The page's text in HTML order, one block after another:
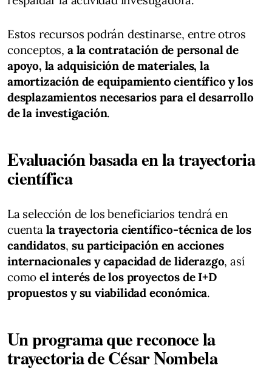
Estos recursos podrán destinarse, entre otros
conceptos, a la contratación de personal de
apoyo, la adquisición de materiales, la
amortización de equipamiento científico y los
desplazamientos necesarios para el desarrollo
de la investigación.
Evaluación basada en la trayectoria
científica
La selección de los beneficiarios tendrá en
cuenta la trayectoria científico-técnica de los
candidatos, su participación en acciones
internacionales y capacidad de liderazgo, así
comoel interés de los proyectos de I+D
propuestos y su viabilidad económica.
Un programa que reconoce la
trayectoria de César Nombela